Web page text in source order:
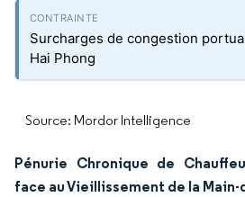
Surcharges de congestion
Hai Phong
Source: Mordor Intelligence
Pénurie Chronique de
face au Vieillissement de la